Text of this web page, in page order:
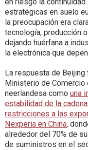
estratégicas en suelo
la preocupación era
tecnología, producción
dejando huérfana a
la electrónica que
La respuesta de Beijing
Ministerio de
neerlandesa como una
estabilidad de la
restricciones a las
Nexperia en China,
alrededor del 70% de
de suministros en el